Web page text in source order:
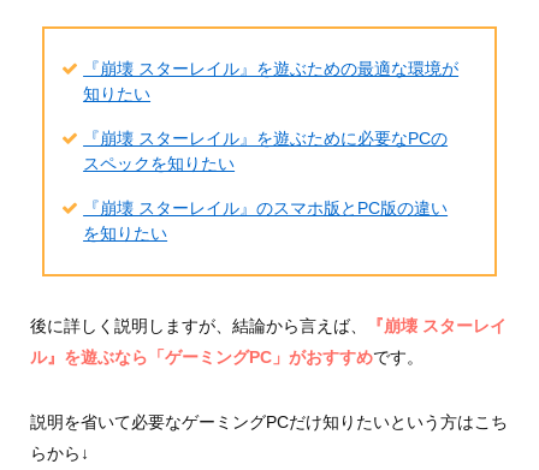
『崩壊 スターレイル』を遊ぶための最適な環境が
知りたい
『崩壊 スターレイル』を遊ぶために必要なPCの
スペックを知りたい
『崩壊 スターレイル』のスマホ版とPC版の違い
を知りたい
後に詳しく説明しますが、結論から言えば、
『崩壊 スターレイ
ル』を遊ぶなら「ゲーミングPC」がおすすめです。
説明を省いて必要なゲーミングPCだけ知りたいという方はこち
らから↓